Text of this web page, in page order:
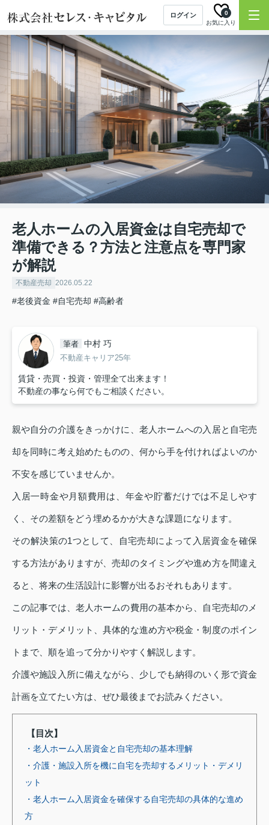
ログイン
お気に入り
0
老人ホームの入居資金は自宅売却で
準備できる？方法と注意点を専門家
が解説
不動産売却 2026.05.22
#老後資金 #自宅売却 #高齢者
筆者 中村 巧
不動産キャリア25年
賃貸・売買・投資・管理全て出来ます！
不動産の事なら何でもご相談ください。
親や自分の介護をきっかけに、老人ホームへの入居と自宅売
却を同時に考え始めたものの、何から手を付ければよいのか
不安を感じていませんか。
入居一時金や月額費用は、年金や貯蓄だけでは不足しやす
く、その差額をどう埋めるかが大きな課題になります。
その解決策の1つとして、自宅売却によって入居資金を確保
する方法がありますが、売却のタイミングや進め方を間違え
ると、将来の生活設計に影響が出るおそれもあります。
この記事では、老人ホームの費用の基本から、自宅売却のメ
リット・デメリット、具体的な進め方や税金・制度のポイン
トまで、順を追って分かりやすく解説します。
介護や施設入所に備えながら、少しでも納得のいく形で資金
計画を立てたい方は、ぜひ最後までお読みください。
【目次】
・老人ホーム入居資金と自宅売却の基本理解
・介護・施設入所を機に自宅を売却するメリット・デメリ
ット
・老人ホーム入居資金を確保する自宅売却の具体的な進め
方